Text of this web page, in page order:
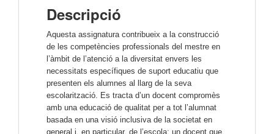
Descripció
Aquesta assignatura contribueix a la construcció
de les competències professionals del mestre en
l’àmbit de l’atenció a la diversitat envers les
necessitats específiques de suport educatiu que
presenten els alumnes al llarg de la seva
escolarització. Es tracta d’un docent compromès
amb una educació de qualitat per a tot l’alumnat
basada en una visió inclusiva de la societat en
general i, en particular, de l’escola; un docent que,